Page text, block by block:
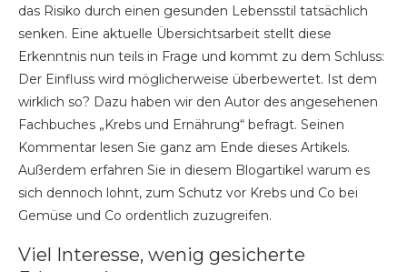
das Risiko durch einen gesunden Lebensstil tatsächlich
senken. Eine aktuelle Übersichtsarbeit stellt diese
Erkenntnis nun teils in Frage und kommt zu dem Schluss:
Der Einfluss wird möglicherweise überbewertet. Ist dem
wirklich so? Dazu haben wir den Autor des angesehenen
Fachbuches „Krebs und Ernährung“ befragt. Seinen
Kommentar lesen Sie ganz am Ende dieses Artikels.
Außerdem erfahren Sie in diesem Blogartikel warum es
sich dennoch lohnt, zum Schutz vor Krebs und Co bei
Gemüse und Co ordentlich zuzugreifen.
Viel Interesse, wenig gesicherte